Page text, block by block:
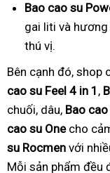
Bao cao su
gai liti và
thú vị.
Bên cạnh đó, shop
cao su Feel 4 in 1 ,
chuối, dâu, Bao
cao su Onecho
su Rocmen với
Mỗi sản phẩm đều